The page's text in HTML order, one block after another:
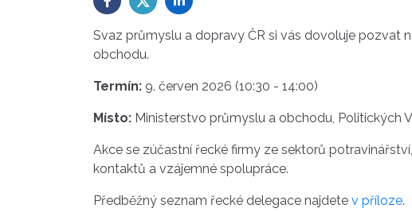
Svaz průmyslu a dopravy ČR si vás dovoluje pozvat
obchodu.
Termín: 9. červen 2026 (10:30 - 14:00)
Místo: Ministerstvo průmyslu a obchodu, Politických
Akce se zúčastní řecké firmy ze sektorů
kontaktů a vzájemné spolupráce.
Předběžný seznam řecké delegace najdete v příloze.